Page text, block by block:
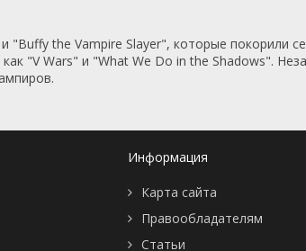
"Buffy the Vampire Slayer", которые покорили
"V Wars" и "What We Do in the Shadows".
Информация
Карта сайта
Правообладателям
Статьи